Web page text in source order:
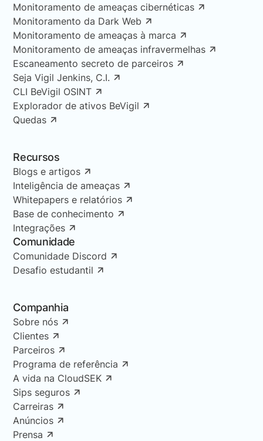
Monitoramento de ameaças cibernéticas
Monitoramento da Dark Web
Monitoramento de ameaças à marca
Monitoramento de ameaças infravermelhas
Escaneamento secreto de parceiros
Seja Vigil Jenkins, C.I.
CLI BeVigil OSINT
Explorador de ativos BeVigil
Quedas
Recursos
Blogs e artigos
Inteligência de ameaças
Whitepapers e relatórios
Base de conhecimento
Integrações
Comunidade
Comunidade Discord
Desafio estudantil
Companhia
Sobre nós
Clientes
Parceiros
Programa de referência
A vida na CloudSEK
Sips seguros
Carreiras
Anúncios
Prensa